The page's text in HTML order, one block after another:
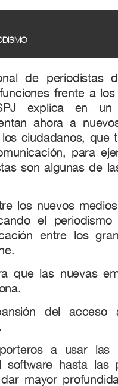
de periodistas
frente a
explica en
ahora a
ciudadanos, que
para
son algunas de
los nuevos
el
entre los
que las nuevas
del
a usar las
software hasta las
mayor